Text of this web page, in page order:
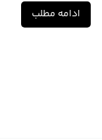
يعني حتى صاحب
ادامه مطلب